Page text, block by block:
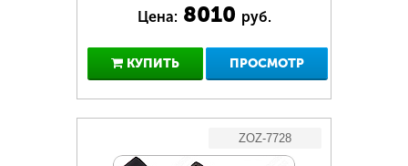
Цена: 8010 руб.
КУПИТЬ ПРОСМОТР
ZOZ-7728